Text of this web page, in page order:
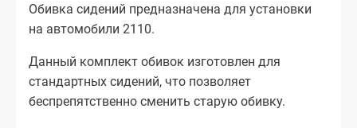
Обивка сидений предназначена для установки
на автомобили 2110.
Данный комплект обивок изготовлен для
стандартных сидений, что позволяет
беспрепятственно сменить старую обивку.